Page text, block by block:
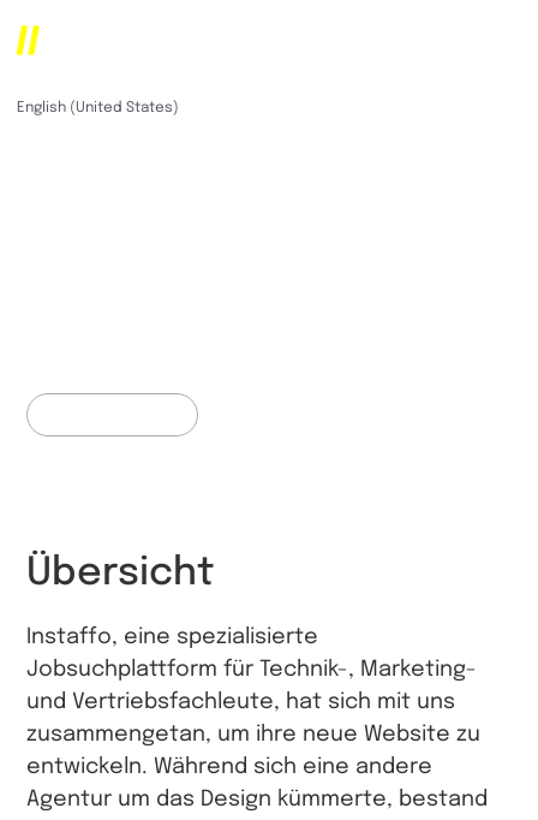
English (United States)
Übersicht
Instaffo, eine spezialisierte
Jobsuchplattform für Technik-, Marketing-
und Vertriebsfachleute, hat sich mit uns
zusammengetan, um ihre neue Website zu
entwickeln. Während sich eine andere
Agentur um das Design kümmerte, bestand